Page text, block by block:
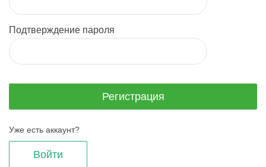
Подтверждение пароля
Уже есть аккаунт?
Войти